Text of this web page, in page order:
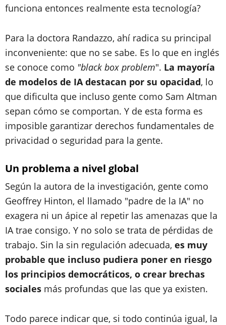
funciona entonces realmente esta tecnología?
Para la doctora Randazzo, ahí radica su principal
inconveniente: que no se sabe. Es lo que en inglés
se conoce como "black box problem". La mayoría
de modelos de IA destacan por su opacidad, lo
que dificulta que incluso gente como Sam Altman
sepan cómo se comportan. Y de esta forma es
imposible garantizar derechos fundamentales de
privacidad o seguridad para la gente.
Un problema a nivel global
Según la autora de la investigación, gente como
Geoffrey Hinton, el llamado "padre de la IA" no
exagera ni un ápice al repetir las amenazas que la
IA trae consigo. Y no solo se trata de pérdidas de
trabajo. Sin la sin regulación adecuada, es muy
probable que incluso pudiera poner en riesgo
los principios democráticos, o crear brechas
sociales más profundas que las que ya existen.
Todo parece indicar que, si todo continúa igual, la